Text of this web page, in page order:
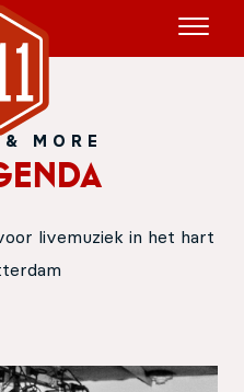
MORE
livemuziek in het hart